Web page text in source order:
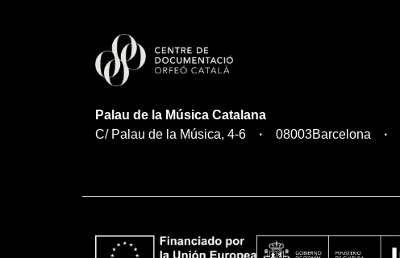
Palau de la Música Catalana
C/ Palau de la Música, 4-6
08003Barcelona